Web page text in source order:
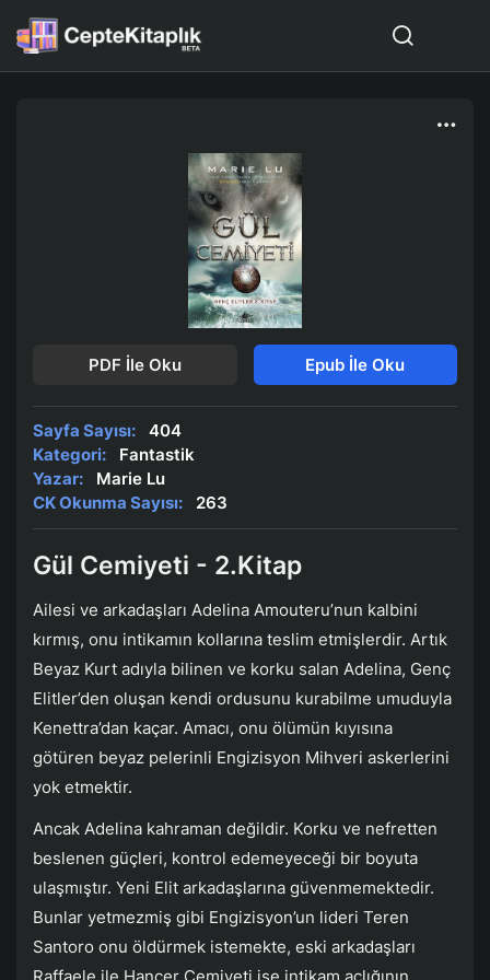
PDF İle Oku Epub İle Oku
Sayfa Sayısı:
404
Kategori:
Fantastik
Yazar:
Marie Lu
CK Okunma Sayısı:
263
Gül Cemiyeti - 2.Kitap
Ailesi ve arkadaşları Adelina Amouteru’nun kalbini
kırmış, onu intikamın kollarına teslim etmişlerdir. Artık
Beyaz Kurt adıyla bilinen ve korku salan Adelina, Genç
Elitler’den oluşan kendi ordusunu kurabilme umuduyla
Kenettra’dan kaçar. Amacı, onu ölümün kıyısına
götüren beyaz pelerinli Engizisyon Mihveri askerlerini
yok etmektir.
Ancak Adelina kahraman değildir. Korku ve nefretten
beslenen güçleri, kontrol edemeyeceği bir boyuta
ulaşmıştır. Yeni Elit arkadaşlarına güvenmemektedir.
Bunlar yetmezmiş gibi Engizisyon’un lideri Teren
Santoro onu öldürmek istemekte, eski arkadaşları